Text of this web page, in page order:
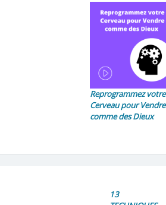
Reprogrammez votre
Cerveau pour Vendre
comme des Dieux
13